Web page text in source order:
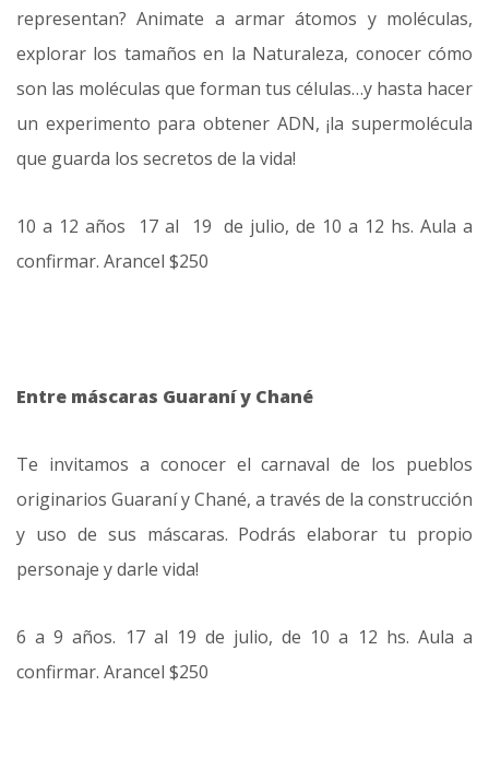
representan? Animate a armar átomos y moléculas,
explorar los tamaños en la Naturaleza, conocer cómo
son las moléculas que forman tus células…y hasta hacer
un experimento para obtener ADN, ¡la supermolécula
que guarda los secretos de la vida!
10 a 12 años 17 al 19 de julio, de 10 a 12 hs. Aula a
confirmar. Arancel $250
Entre máscaras Guaraní y Chané
Te invitamos a conocer el carnaval de los pueblos
originarios Guaraní y Chané, a través de la construcción
y uso de sus máscaras. Podrás elaborar tu propio
personaje y darle vida!
6 a 9 años. 17 al 19 de julio, de 10 a 12 hs. Aula a
confirmar. Arancel $250